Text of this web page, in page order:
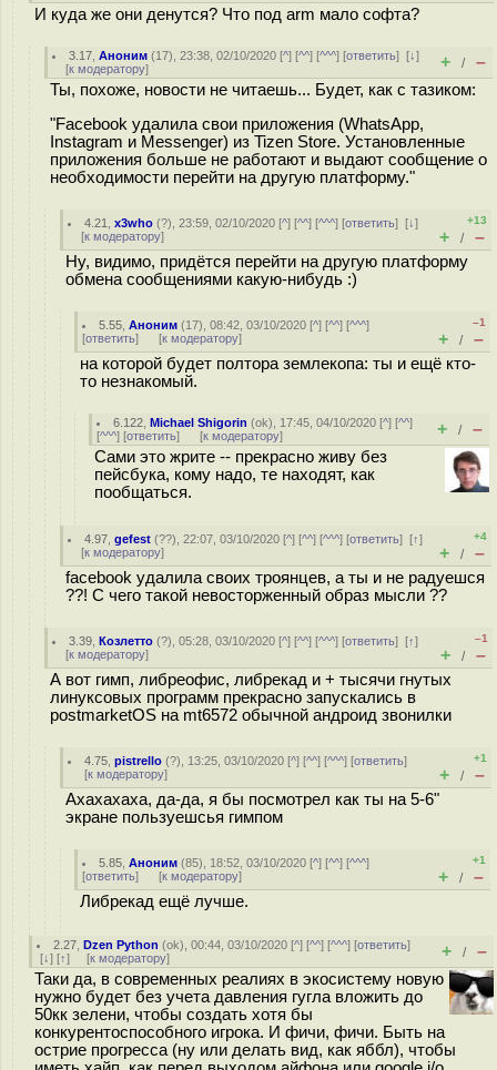
И куда же они денутся? Что под arm мало софта?
3.17 ,Аноним (17), 23:38, 02/10/2020 [^] [^^] [^^^] [ответить][↓]
[к модератору] + / –
Ты, похоже, новости не читаешь... Будет, как с тазиком:
"Facebook удалила свои приложения (WhatsApp,
Instagram и Messenger) из Tizen Store. Установленные
приложения больше не работают и выдают сообщение о
необходимости перейти на другую платформу."
4.21 ,x3who (?), 23:59, 02/10/2020 [^] [^^] [^^^] [ответить][↓]
[к модератору]
+13
+ / –
Ну, видимо, придётся перейти на другую платформу
обмена сообщениями какую-нибудь :)
5.55 ,Аноним (17), 08:42, 03/10/2020 [^] [^^] [^^^]
[ответить] [к модератору]
–1
+ / –
на которой будет полтора землекопа: ты и ещё кто-
то незнакомый.
6.122 ,Michael Shigorin (ok), 17:45, 04/10/2020 [^] [^^]
[^^^] [ответить] [к модератору] + / –
Сами это жрите -- прекрасно живу без
пейсбука, кому надо, те находят, как
пообщаться.
4.97 ,gefest (??), 22:07, 03/10/2020 [^] [^^] [^^^] [ответить][↑]
[к модератору]
+4
+ / –
facebook удалила своих троянцев, а ты и не радуешся
??! C чего такой невосторженный образ мысли ??
3.39 ,Козлетто (?), 05:28, 03/10/2020 [^] [^^] [^^^] [ответить][↑]
[к модератору]
–1
+ / –
А вот гимп, либреофис, либрекад и + тысячи гнутых
линуксовых программ прекрасно запускались в
postmarketOS на mt6572 обычной андроид звонилки
4.75 ,pistrello (?), 13:25, 03/10/2020 [^] [^^] [^^^] [ответить]
[к модератору]
+1
+ / –
Ахахахаха, да-да, я бы посмотрел как ты на 5-6"
экране пользуешсья гимпом
5.85 ,Аноним (85), 18:52, 03/10/2020 [^] [^^] [^^^]
[ответить] [к модератору]
+1
+ / –
Либрекад ещё лучше.
2.27 ,Dzen Python (ok), 00:44, 03/10/2020 [^] [^^] [^^^] [ответить]
[↓] [↑] [к модератору] + / –
Таки да, в современных реалиях в экосистему новую
нужно будет без учета давления гугла вложить до
50кк зелени, чтобы создать хотя бы
конкурентоспособного игрока. И фичи, фичи. Быть на
острие прогресса (ну или делать вид, как яббл), чтобы